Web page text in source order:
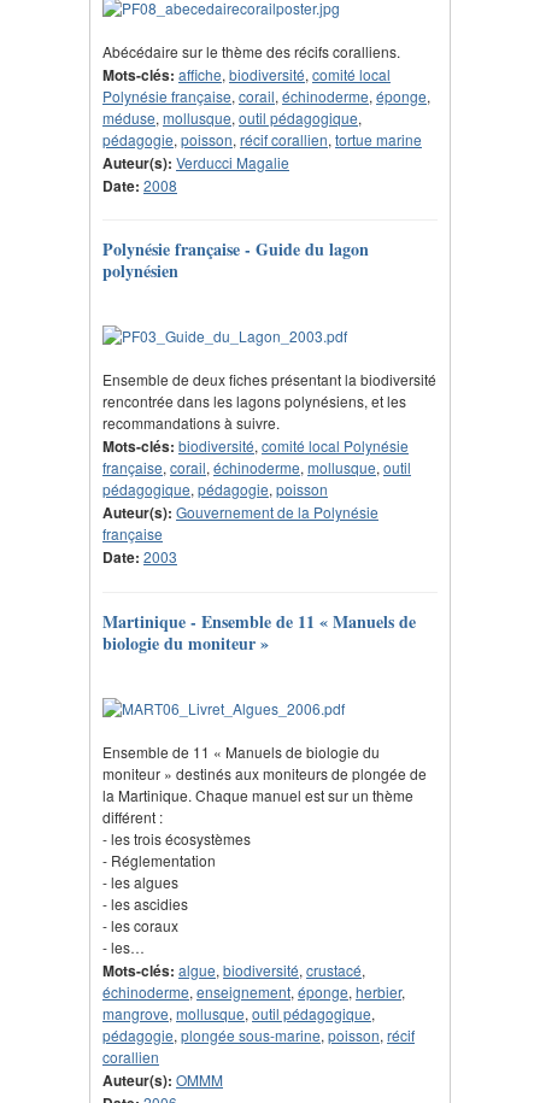
Abécédaire sur le thème des récifs coralliens.
Mots-clés: affiche, biodiversité, comité local
Polynésie française, corail, échinoderme, éponge,
méduse, mollusque, outil pédagogique,
pédagogie, poisson, récif corallien, tortue marine
Auteur(s): Verducci Magalie
Date: 2008
Polynésie française - Guide du lagon
polynésien
Ensemble de deux fiches présentant la biodiversité
rencontrée dans les lagons polynésiens, et les
recommandations à suivre.
Mots-clés: biodiversité,comité local Polynésie
française,corail,échinoderme,mollusque,outil
pédagogique,pédagogie,poisson
Auteur(s): Gouvernement de la Polynésie
française
Date: 2003
Martinique - Ensemble de 11 « Manuels de
biologie du moniteur »
Ensemble de 11 « Manuels de biologie du
moniteur » destinés aux moniteurs de plongée de
la Martinique. Chaque manuel est sur un thème
différent :
- les trois écosystèmes
- Réglementation
- les algues
- les ascidies
- les coraux
- les…
Mots-clés: algue, biodiversité, crustacé,
échinoderme, enseignement, éponge, herbier,
mangrove, mollusque, outil pédagogique,
pédagogie, plongée sous-marine, poisson, récif
corallien
Auteur(s): OMMM